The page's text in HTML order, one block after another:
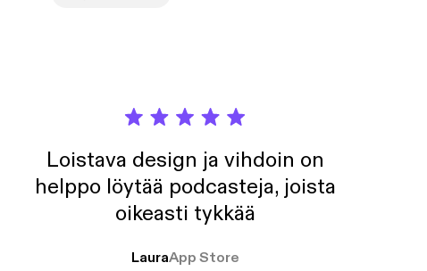
Loistava design ja vihdoin on
helppo löytää podcasteja, joista
oikeasti tykkää
LauraApp Store